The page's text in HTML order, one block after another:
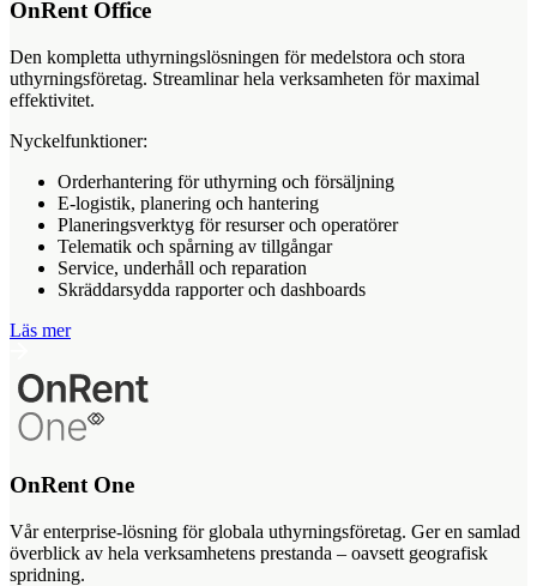
OnRent Office
Den kompletta uthyrningslösningen för medelstora och stora
uthyrningsföretag. Streamlinar hela verksamheten för maximal
effektivitet.
Nyckelfunktioner:
Orderhantering för uthyrning och försäljning
E-logistik, planering och hantering
Planeringsverktyg för resurser och operatörer
Telematik och spårning av tillgångar
Service, underhåll och reparation
Skräddarsydda rapporter och dashboards
Läs mer
OnRent One
Vår enterprise-lösning för globala uthyrningsföretag. Ger en samlad
överblick av hela verksamhetens prestanda – oavsett geografisk
spridning.